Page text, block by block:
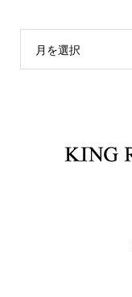
月を選択